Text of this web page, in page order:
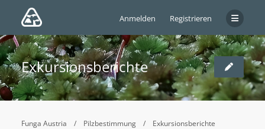
Anmelden Registrieren
Exkursionsberichte
Funga Austria Pilzbestimmung Exkursionsberichte